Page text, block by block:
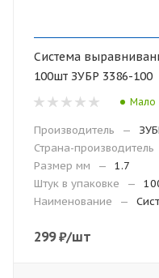
Система
100шт ЗУБР 3386-100
Мало
Производитель —
Страна-производитель
Размер мм
—
1.7
Штук в упаковке
—
Наименование
—
299₽/шт